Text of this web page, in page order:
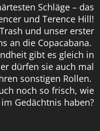
Schläge – das
und Terence Hill!
und unser erster
an die Copacabana.
gibt es gleich in
dürfen sie auch mal
sonstigen Rollen.
noch so frisch, wie
Gedächtnis haben?